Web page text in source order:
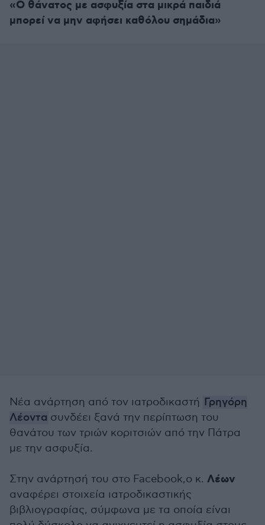
«Ο θάνατος με ασφυξία στα μικρά παιδιά
μπορεί να μην αφήσει καθόλου σημάδια»
Νέα ανάρτηση από τον ιατροδικαστή Γρηγόρη
Λέοντα συνδέει ξανά την περίπτωση του
θανάτου των τριών κοριτσιών από την Πάτρα
με την ασφυξία.
Στην ανάρτησή του στο Facebook,ο κ. Λέων
αναφέρει στοιχεία ιατροδικαστικής
βιβλιογραφίας, σύμφωνα με τα οποία είναι